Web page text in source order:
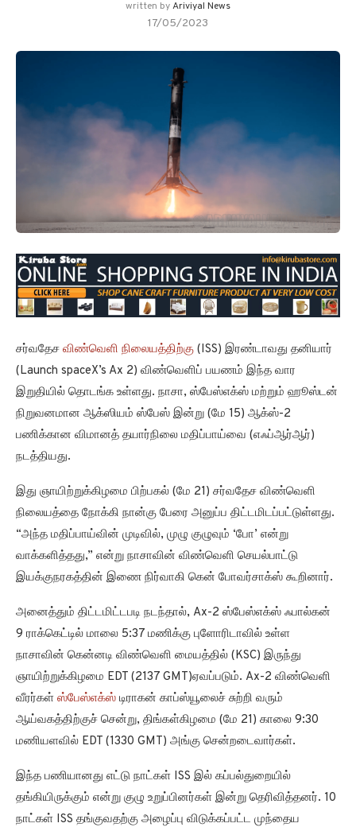
written byAriviyal News
17/05/2023
சர்வதேச விண்வெளி நிலையத்திற்கு (ISS) இரண்டாவது தனியார்
(Launch spaceX’s Ax 2) விண்வெளிப் பயணம் இந்த வார
இறுதியில் தொடங்க உள்ளது. நாசா, ஸ்பேஸ்எக்ஸ் மற்றும் ஹூஸ்டன்
நிறுவனமான ஆக்ஸியம் ஸ்பேஸ் இன்று (மே 15) ஆக்ஸ்-2
பணிக்கான விமானத் தயார்நிலை மதிப்பாய்வை (எஃப்ஆர்ஆர்)
நடத்தியது.
இது ஞாயிற்றுக்கிழமை பிற்பகல் (மே 21) சர்வதேச விண்வெளி
நிலையத்தை நோக்கி நான்கு பேரை அனுப்ப திட்டமிடப்பட்டுள்ளது.
“அந்த மதிப்பாய்வின் முடிவில், முழு குழுவும் ‘போ’ என்று
வாக்களித்தது,” என்று நாசாவின் விண்வெளி செயல்பாட்டு
இயக்குநரகத்தின் இணை நிர்வாகி கென் போவர்சாக்ஸ் கூறினார்.
அனைத்தும் திட்டமிட்டபடி நடந்தால், Ax-2 ஸ்பேஸ்எக்ஸ் ஃபால்கன்
9 ராக்கெட்டில் மாலை 5:37 மணிக்கு புளோரிடாவில் உள்ள
நாசாவின் கென்னடி விண்வெளி மையத்தில் (KSC) இருந்து
ஞாயிற்றுக்கிழமை EDT (2137 GMT)ஏவப்படும். Ax-2 விண்வெளி
வீரர்கள் ஸ்பேஸ்எக்ஸ் டிராகன் காப்ஸ்யூலைச் சுற்றி வரும்
ஆய்வகத்திற்குச் சென்று, திங்கள்கிழமை (மே 21) காலை 9:30
மணியளவில் EDT (1330 GMT) அங்கு சென்றடைவார்கள்.
இந்த பணியானது எட்டு நாட்கள் ISS இல் கப்பல்துறையில்
தங்கியிருக்கும் என்று குழு உறுப்பினர்கள் இன்று தெரிவித்தனர். 10
நாட்கள் ISS தங்குவதற்கு அழைப்பு விடுக்கப்பட்ட முந்தைய